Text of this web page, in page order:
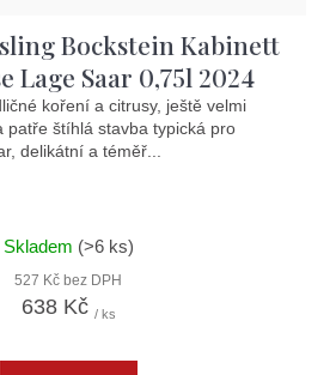
Bockstein Kabinett
Lage Saar 0,75l 2024
koření a citrusy, ještě velmi
patře štíhlá stavba typická pro
delikátní a téměř...
Skladem (>6 ks)
527 Kč bez DPH
638 Kč / ks